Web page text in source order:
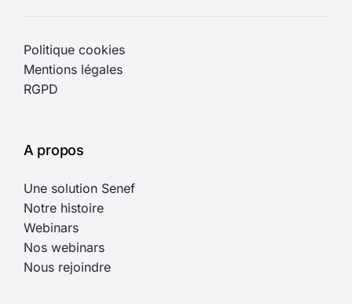
Politique cookies
Mentions légales
RGPD
A propos
Une solution Senef
Notre histoire
Webinars
Nos webinars
Nous rejoindre